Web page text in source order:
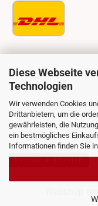
Diese Webseite
Technologien
Wir verwenden Cookies
Drittanbietern, um die
gewährleisten, die
ein bestmögliches
Informationen finden Sie